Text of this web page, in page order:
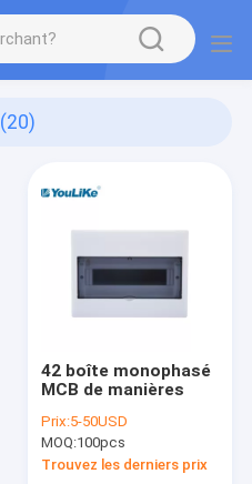
(20)
42 boîte monophasé
MCB de manières
Prix:5-50USD
MOQ:100pcs
Trouvez les derniers prix